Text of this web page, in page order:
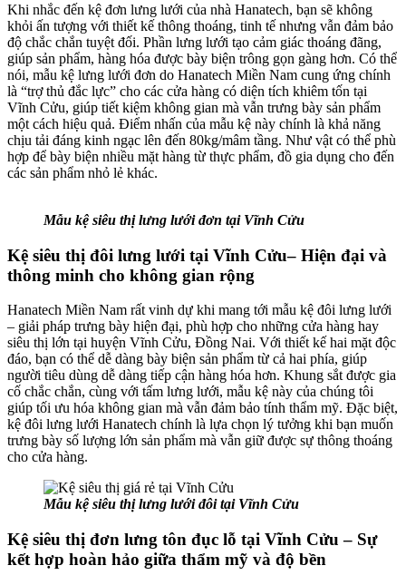
Khi nhắc đến kệ đơn lưng lưới của nhà Hanatech, bạn sẽ không
khỏi ấn tượng với thiết kế thông thoáng, tinh tế nhưng vẫn đảm bảo
độ chắc chắn tuyệt đối. Phần lưng lưới tạo cảm giác thoáng đãng,
giúp sản phẩm, hàng hóa được bày biện trông gọn gàng hơn. Có thể
nói, mẫu kệ lưng lưới đơn do Hanatech Miền Nam cung ứng chính
là “trợ thủ đắc lực” cho các cửa hàng có diện tích khiêm tốn tại
Vĩnh Cửu, giúp tiết kiệm không gian mà vẫn trưng bày sản phẩm
một cách hiệu quả. Điểm nhấn của mẫu kệ này chính là khả năng
chịu tải đáng kinh ngạc lên đến 80kg/mâm tầng. Như vật có thể phù
hợp để bày biện nhiều mặt hàng từ thực phẩm, đồ gia dụng cho đến
các sản phẩm nhỏ lẻ khác.
Mẫu kệ siêu thị lưng lưới đơn tại Vĩnh Cửu
Kệ siêu thị đôi lưng lưới tại Vĩnh Cửu– Hiện đại và
thông minh cho không gian rộng
Hanatech Miền Nam rất vinh dự khi mang tới mẫu kệ đôi lưng lưới
– giải pháp trưng bày hiện đại, phù hợp cho những cửa hàng hay
siêu thị lớn tại huyện Vĩnh Cửu, Đồng Nai. Với thiết kế hai mặt độc
đáo, bạn có thể dễ dàng bày biện sản phẩm từ cả hai phía, giúp
người tiêu dùng dễ dàng tiếp cận hàng hóa hơn. Khung sắt được gia
cố chắc chắn, cùng với tấm lưng lưới, mẫu kệ này của chúng tôi
giúp tối ưu hóa không gian mà vẫn đảm bảo tính thẩm mỹ. Đặc biệt,
kệ đôi lưng lưới Hanatech chính là lựa chọn lý tưởng khi bạn muốn
trưng bày số lượng lớn sản phẩm mà vẫn giữ được sự thông thoáng
cho cửa hàng.
Mẫu kệ siêu thị lưng lưới đôi tại Vĩnh Cửu
Kệ siêu thị đơn lưng tôn đục lỗ tại Vĩnh Cửu – Sự
kết hợp hoàn hảo giữa thẩm mỹ và độ bền